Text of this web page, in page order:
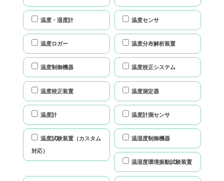
温度・湿度計 温度センサ
温度ロガー 温度分布解析装置
温度制御機器 温度校正システム
温度校正装置 温度測定器
温度計 温度計測センサ
温度試験装置（カスタム
対応）
温湿度制御機器
温湿度環境振動試験装置